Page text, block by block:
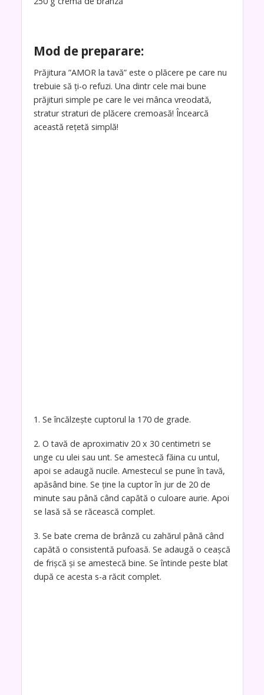
Mod de preparare:
Prăjitura ”AMOR la tavă” este o plăcere pe care nu
trebuie să ți-o refuzi. Una dintr cele mai bune
prăjituri simple pe care le vei mânca vreodată,
stratur straturi de plăcere cremoasă! Încearcă
această rețetă simplă!
1. Se încălzește cuptorul la 170 de grade.
2. O tavă de aproximativ 20 x 30 centimetri se
unge cu ulei sau unt. Se amestecă făina cu untul,
apoi se adaugă nucile. Amestecul se pune în tavă,
apăsând bine. Se ține la cuptor în jur de 20 de
minute sau până când capătă o culoare aurie. Apoi
se lasă să se răcească complet.
3. Se bate crema de brânză cu zahărul până când
capătă o consistentă pufoasă. Se adaugă o ceașcă
de frișcă și se amestecă bine. Se întinde peste blat
după ce acesta s-a răcit complet.